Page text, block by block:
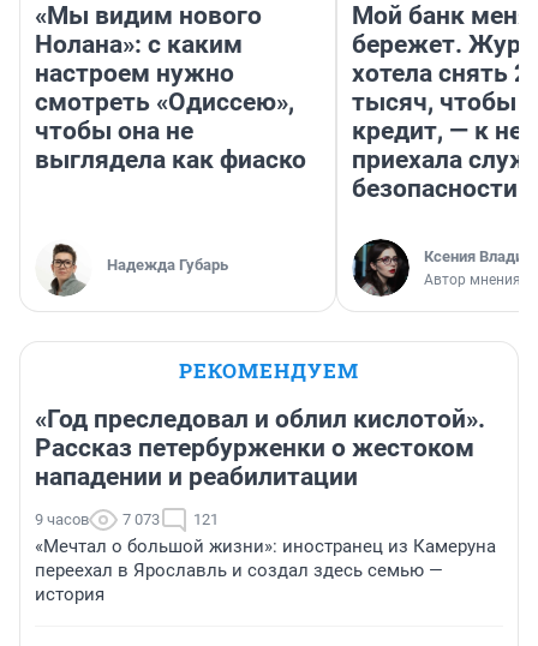
«Мы видим нового
Нолана»: с каким
настроем нужно
смотреть «Одиссею»,
чтобы она не
выглядела как фиаско
Надежда Губарь
Мой банк меня
бережет.
хотела снять
тысяч, чтобы
кредит, — к
приехала
безопасности
Ксения
Автор мнения
РЕКОМЕНДУЕМ
«Год преследовал и облил кислотой».
Рассказ петербурженки о жестоком
нападении и реабилитации
9 часов 7 073 121
«Мечтал о большой жизни»: иностранец из Камеруна
переехал в Ярославль и создал здесь семью —
история